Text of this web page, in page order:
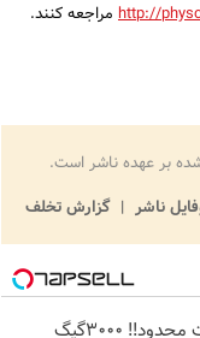
http:// مراجعه کنند.
بر عهده ناشر است.
ناشر
گزارش تخلف
⏳فرصت محدود!! 3000گیگ